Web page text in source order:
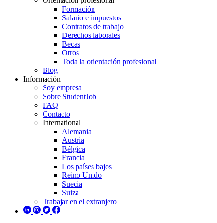
Formación
Salario e impuestos
Contratos de trabajo
Derechos laborales
Becas
Otros
Toda la orientación profesional
Blog
Información
Soy empresa
Sobre StudentJob
FAQ
Contacto
International
Alemania
Austria
Bélgica
Francia
Los países bajos
Reino Unido
Suecia
Suiza
Trabajar en el extranjero